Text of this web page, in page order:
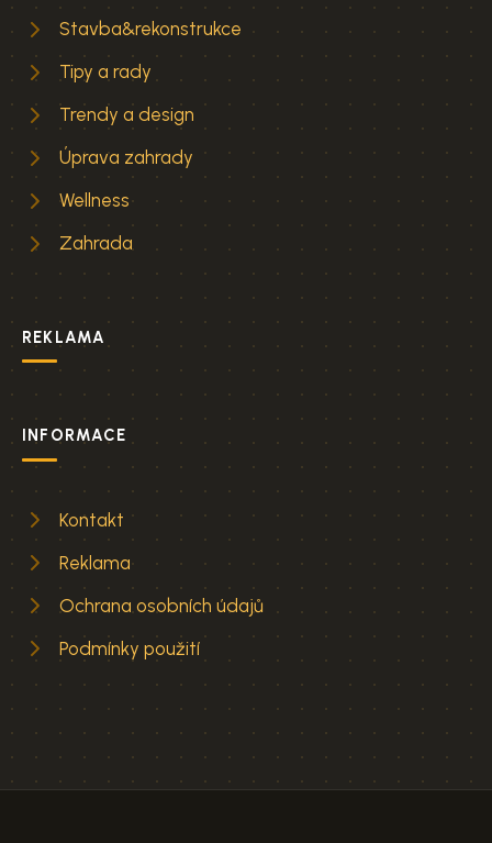
Stavba&rekonstrukce
Tipy a rady
Trendy a design
Úprava zahrady
Wellness
Zahrada
REKLAMA
INFORMACE
Kontakt
Reklama
Ochrana osobních údajů
Podmínky použití